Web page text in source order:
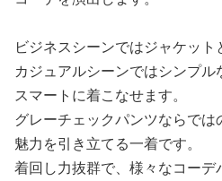
ビジネスシーンではジャケット
カジュアルシーンではシンプ
スマートに着こなせます。
グレーチェックパンツならで
魅力を引き立てる一着です。
着回し力抜群で、様々なコー